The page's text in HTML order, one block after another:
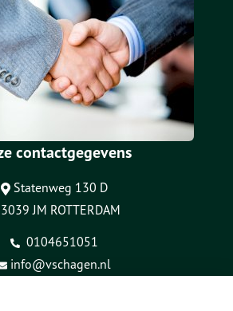
contactgegevens
Statenweg 130 D
3039 JM ROTTERDAM
0104651051
info@vschagen.nl